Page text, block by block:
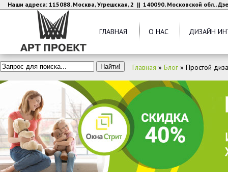
Наши адреса: 115088, Москва, Угрешская, 2 || 140090, Московской обл.,
ГЛАВНАЯ О НАС ДИЗАЙН
Главная » Блог » Простой